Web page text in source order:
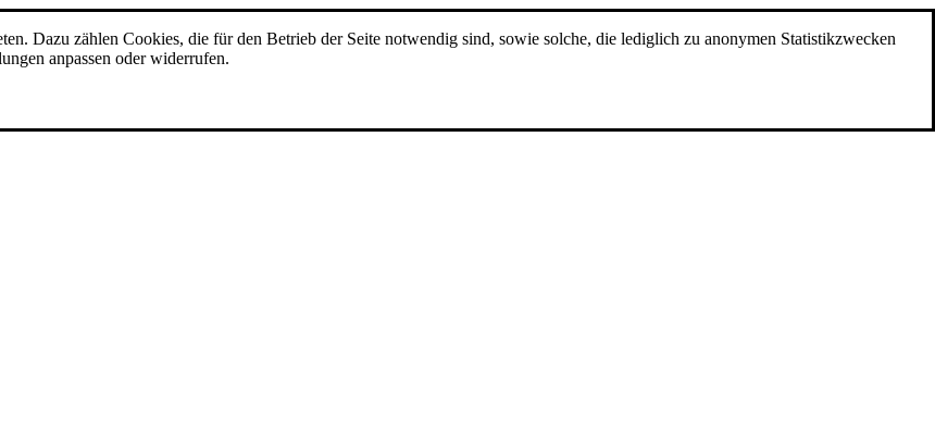
Dazu zählen Cookies, die für den Betrieb der Seite notwendig sind, sowie solche, die lediglich zu anonymen Statistikzwecken
anpassen oder widerrufen.